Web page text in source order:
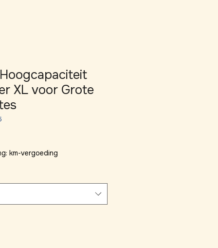
XL voor Grote
km-vergoeding